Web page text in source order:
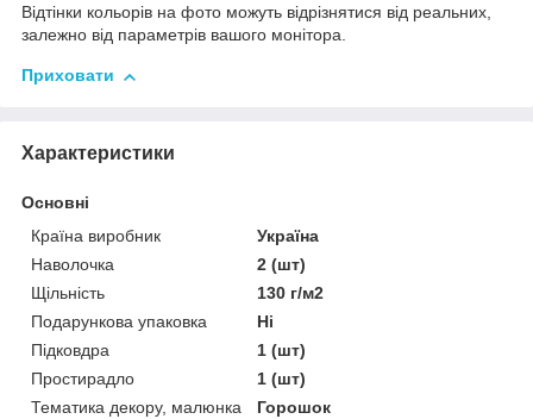
Відтінки кольорів на фото можуть відрізнятися від реальних,
залежно від параметрів вашого монітора.
Приховати
Характеристики
Основні
Країна виробник
Україна
Наволочка
2 (шт)
Щільність
130 г/м2
Подарункова упаковка
Ні
Підковдра
1 (шт)
Простирадло
1 (шт)
Тематика декору, малюнка
Горошок